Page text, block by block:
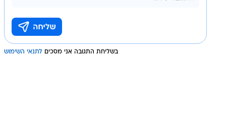
בשליחת התגובה אני מסכים לתנאי השימוש